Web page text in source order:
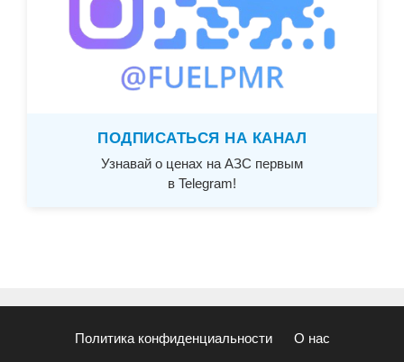
ПОДПИСАТЬСЯ НА КАНАЛ
Узнавай о ценах на АЗС первым
в Telegram!
Политика конфиденциальности О нас